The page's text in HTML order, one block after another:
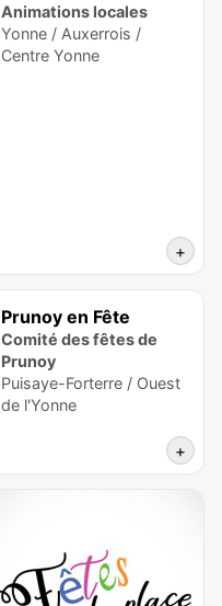
Animations locales
Yonne / Auxerrois /
Centre Yonne
+
Prunoy en Fête
Comité des fêtes de
Prunoy
Puisaye-Forterre / Ouest
de l'Yonne
+